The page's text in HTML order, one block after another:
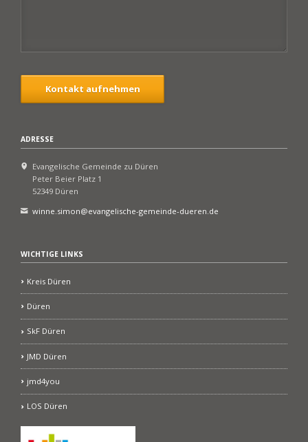
Kontakt aufnehmen
ADRESSE
Evangelische Gemeinde zu Düren
Peter Beier Platz 1
52349 Düren
winne.simon@evangelische-gemeinde-dueren.de
WICHTIGE LINKS
Kreis Düren
Düren
SkF Düren
JMD Düren
jmd4you
LOS Düren